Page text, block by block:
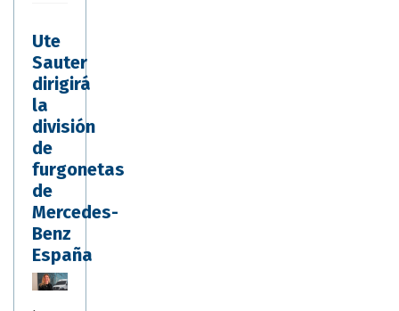
Ute
Sauter
dirigirá
la
división
de
furgonetas
de
Mercedes-
Benz
España